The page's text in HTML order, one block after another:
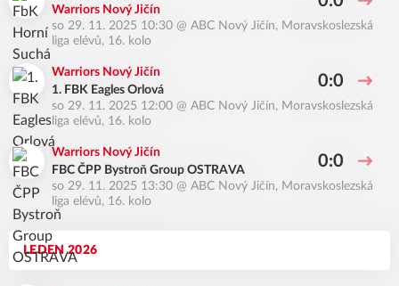
Warriors Nový Jičín
so 29. 11. 2025 10:30 @ ABC Nový Jičín, Moravskoslezská
liga elévů, 16. kolo
Warriors Nový Jičín
1. FBK Eagles Orlová
0:0
so 29. 11. 2025 12:00 @ ABC Nový Jičín, Moravskoslezská
liga elévů, 16. kolo
Warriors Nový Jičín
FBC ČPP Bystroň Group OSTRAVA
0:0
so 29. 11. 2025 13:30 @ ABC Nový Jičín, Moravskoslezská
liga elévů, 16. kolo
LEDEN 2026